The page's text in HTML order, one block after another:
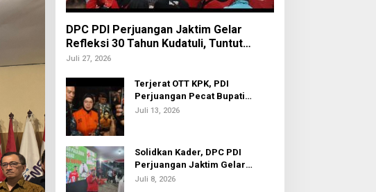
DPC PDI Perjuangan Jaktim Gelar
Refleksi 30 Tahun Kudatuli, Tuntut
Penuntasan Hukum Aktor Intelektual
Juli 27, 2026
Terjerat OTT KPK, PDI
Perjuangan Pecat Bupati
Sukoharjo Etik Suryani
Juli 13, 2026
Solidkan Kader, DPC PDI
Perjuangan Jaktim Gelar
Nobar Piala Dunia 2026
Juli 8, 2026